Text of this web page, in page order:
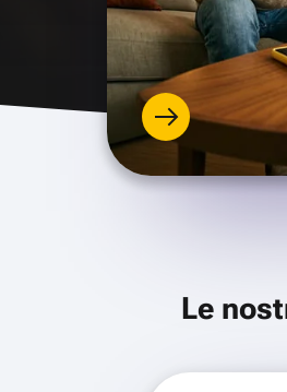
Le